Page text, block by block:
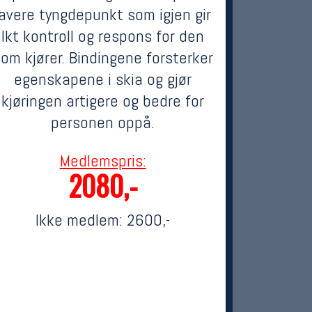
tyngdepunkt som igjen gir
lkt kontroll og respons for den
kjører. Bindingene forsterker
egenskapene i skia og gjør
kjøringen artigere og bedre for
personen oppå.
Medlemspris:
2080,-
Ikke medlem: 2600,-